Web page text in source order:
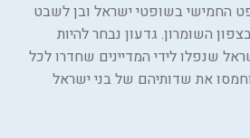
החמישי בשופטי ישראל ובן לשבט
השומרון. גדעון נבחר להיות
שנפלו לידי המדיינים שחדרו לכל
את שדותיהם של בני ישראל